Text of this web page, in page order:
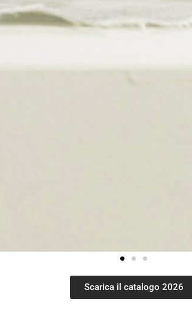
Scarica il catalogo 2026